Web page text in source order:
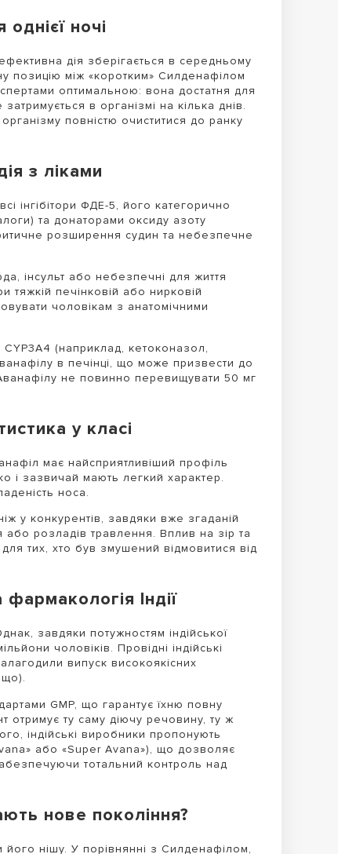
ночі
дія зберігається в середньому
позицію між «коротким» Силденафілом
оптимальною: вона достатня для
в організмі на кілька днів.
повністю очиститися до ранку
з ліками
інгібітори ФДЕ-5, його категорично
та донаторами оксиду азоту
розширення судин та небезпечне
інсульт або небезпечні для життя
тяжкій печінковій або нирковій
чоловікам з анатомічними
(наприклад, кетоконазол,
в печінці, що може призвести до
не повинно перевищувати 50 мг
у класі
має найсприятливіший профіль
і зазвичай мають легкий характер.
носа.
у конкурентів, завдяки вже згаданій
або розладів травлення. Вплив на зір та
тих, хто був змушений відмовитися від
Індії
завдяки потужностям індійської
чоловіків. Провідні індійські
випуск високоякісних
GMP, що гарантує їхню повну
отримує ту саму діючу речовину, ту ж
індійські виробники пропонують
або «Super Avana»), що дозволяє
тотальний контроль над
нове покоління?
нішу. У порівнянні з Силденафілом,